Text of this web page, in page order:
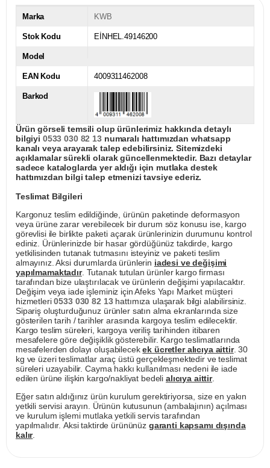
Marka KWB
Stok Kodu EİNHEL.49146200
Model
EAN Kodu 4009311462008
Barkod
Ürün görseli temsili olup ürünlerimiz hakkında detaylı
bilgiyi 0533 030 82 13numaralı hattımızdan whatsapp
kanalı veya arayarak talep edebilirsiniz. Sitemizdeki
açıklamalar sürekli olarak güncellenmektedir. Bazı detaylar
sadece kataloglarda yer aldığı için mutlaka destek
hattımızdan bilgi talep etmenizi tavsiye ederiz.
Teslimat Bilgileri
Kargonuz teslim edildiğinde, ürünün paketinde deformasyon
veya ürüne zarar verebilecek bir durum söz konusu ise, kargo
görevlisi ile birlikte paketi açarak ürünlerinizin durumunu kontrol
ediniz. Ürünlerinizde bir hasar gördüğünüz takdirde, kargo
yetkilisinden tutanak tutmasını isteyiniz ve paketi teslim
almayınız. Aksi durumlarda ürünlerin iadesi ve değişimi
yapılmamaktadır. Tutanak tutulan ürünler kargo firması
tarafından bize ulaştırılacak ve ürünlerin değişimi yapılacaktır.
Değişim veya iade işleminiz için Afeks Yapı Market müşteri
hizmetleri0533 030 82 13hattımıza ulaşarak bilgi alabilirsiniz.
Sipariş oluşturduğunuz ürünler satın alma ekranlarında size
gösterilen tarih / tarihler arasında kargoya teslim edilecektir.
Kargo teslim süreleri, kargoya veriliş tarihinden itibaren
mesafelere göre değişiklik gösterebilir. Kargo teslimatlarında
mesafelerden dolayı oluşabilecekek ücretler alıcıya aittir. 30
kg ve üzeri teslimatlar araç üstü gerçekleşmektedir ve teslimat
süreleri uzayabilir. Cayma hakkı kullanılması nedeni ile iade
edilen ürüne ilişkin kargo/nakliyat bedeli alıcıya aittir.
Eğer satın aldığınız ürün kurulum gerektiriyorsa, size en yakın
yetkili servisi arayın. Ürünün kutusunun (ambalajının) açılması
ve kurulum işlemi mutlaka yetkili servis tarafından
yapılmalıdır. Aksi taktirde ürününüz garanti kapsamı dışında
kalır.